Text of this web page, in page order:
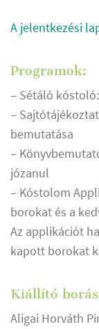
A jelentkezési
Programok:
– Sétáló
–
bemutatása
–
józanul
– Kóstolom
borokat és a
Az applikációt
kapott borokat
Kiállító
Aligai Horváth